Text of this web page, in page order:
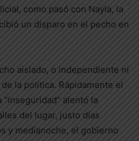
como pasó con Nayla, la
un disparo en el pecho en
aislado, o independiente ni
la política. Rápidamente el
alentó la
del lugar, justo días
y medianoche, el gobierno